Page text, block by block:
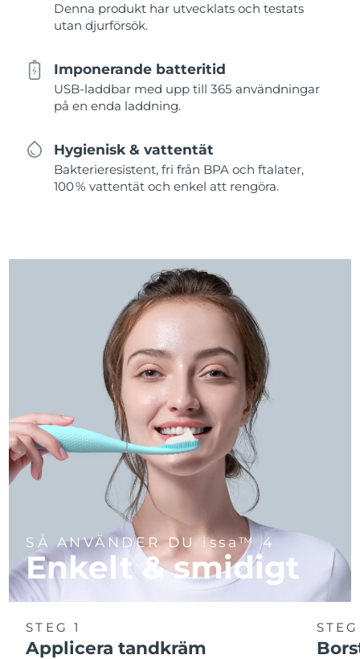
Denna produkt har utvecklats och testats
utan djurförsök.
Imponerande batteritid
USB-laddbar med upp till 365 användningar
på en enda laddning.
Hygienisk & vattentät
Bakterieresistent, fri från BPA och ftalater,
100 % vattentät och enkel att rengöra.
SÅ ANVÄNDER DU issa™ 4
Enkelt & smidigt
STEG 1
Applicera tandkräm